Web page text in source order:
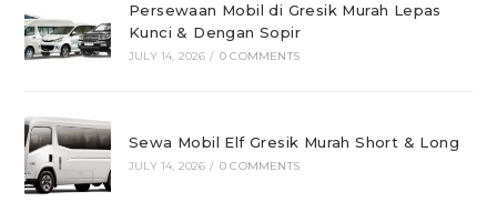
Persewaan Mobil di Gresik Murah Lepas
Kunci & Dengan Sopir
JULY 14, 2026 / 0 COMMENTS
Sewa Mobil Elf Gresik Murah Short & Long
JULY 14, 2026 / 0 COMMENTS